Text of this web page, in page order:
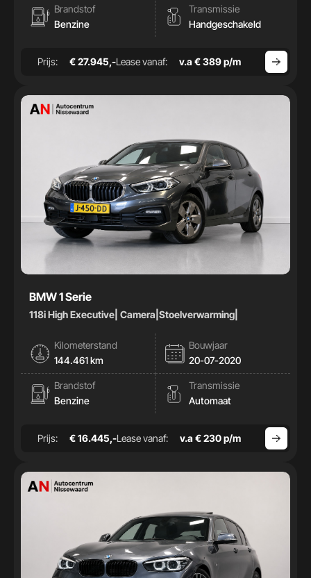
Brandstof
Benzine
Transmissie
Handgeschakeld
Prijs: € 27.945,-Lease vanaf: v.a € 389 p/m
BMW 1 Serie
118i High Executive| Camera|Stoelverwarming|
Kilometerstand
144.461 km
Bouwjaar
20-07-2020
Brandstof
Benzine
Transmissie
Automaat
Prijs: € 16.445,-Lease vanaf: v.a € 230 p/m